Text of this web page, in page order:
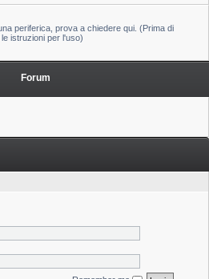
periferica, prova a chiedere qui. (Prima di
istruzioni per l'uso)
Forum